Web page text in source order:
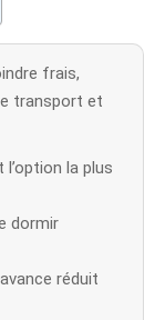
frais,
transport et
l’option la plus
dormir
réduit